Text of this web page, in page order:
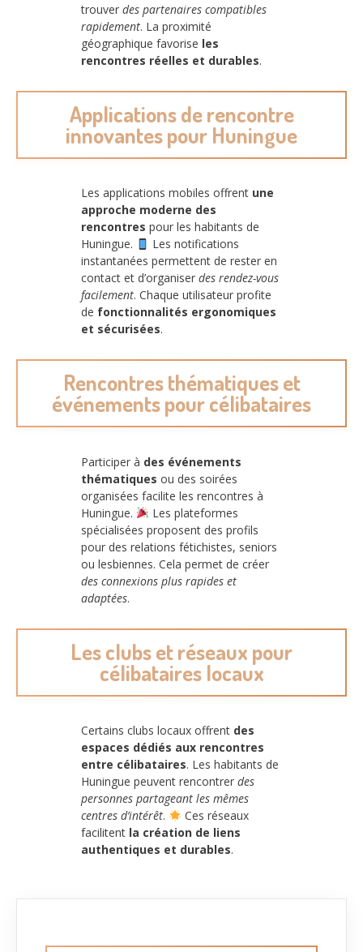
trouver des partenaires compatibles
rapidement. La proximité
géographique favorise les
rencontres réelles et durables.
Applications de rencontre
innovantes pour Huningue
Les applications mobiles offrent une
approche moderne des
rencontres pour les habitants de
Huningue.
Les notifications
instantanées permettent de rester en
contact et d’organiser des rendez-vous
facilement. Chaque utilisateur profite
de fonctionnalités ergonomiques
et sécurisées.
Rencontres thématiques et
événements pour célibataires
Participer à des événements
thématiques ou des soirées
organisées facilite les rencontres à
Huningue.
Les plateformes
spécialisées proposent des profils
pour des relations fétichistes, seniors
ou lesbiennes. Cela permet de créer
des connexions plus rapides et
adaptées.
Les clubs et réseaux pour
célibataires locaux
Certains clubs locaux offrent des
espaces dédiés aux rencontres
entre célibataires. Les habitants de
Huningue peuvent rencontrer des
personnes partageant les mêmes
centres d’intérêt.
Ces réseaux
facilitent la création de liens
authentiques et durables.